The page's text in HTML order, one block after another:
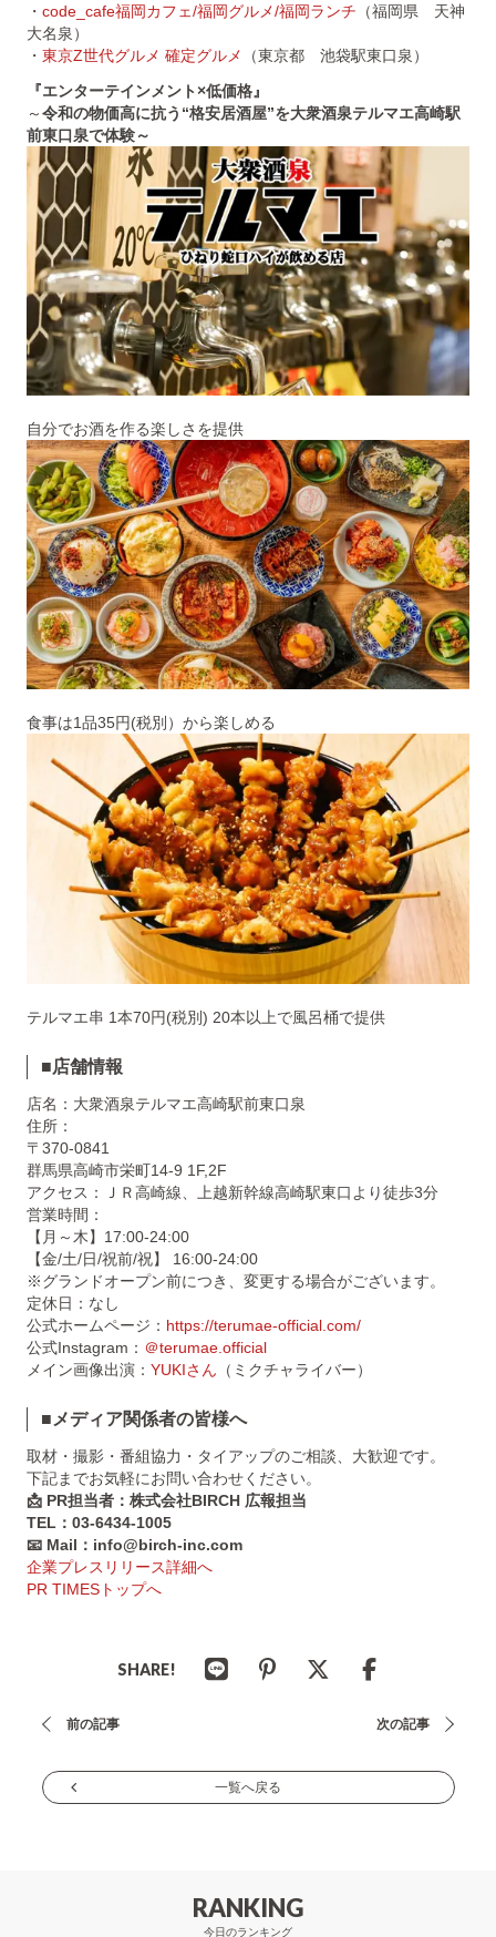
・ code_cafe福岡カフェ/福岡グルメ/福岡ランチ （福岡県 天神
大名泉）
・ 東京Z世代グルメ 確定グルメ
（東京都 池袋駅東口泉）
『エンターテインメント×低価格』
～令和の物価高に抗う“格安居酒屋”を大衆酒泉テルマエ高崎駅
前東口泉で体験～
自分でお酒を作る楽しさを提供
食事は1品35円(税別）から楽しめる
テルマエ串 1本70円(税別) 20本以上で風呂桶で提供
■店舗情報
店名：大衆酒泉テルマエ高崎駅前東口泉
住所：
〒370-0841
群馬県高崎市栄町14-9 1F,2F
アクセス：ＪＲ高崎線、上越新幹線高崎駅東口より徒歩3分
営業時間：
【月～木】17:00-24:00
【金/土/日/祝前/祝】 16:00-24:00
※グランドオープン前につき、変更する場合がございます。
定休日：なし
公式ホームページ： https://terumae-official.com/
公式Instagram： ＠terumae.official
メイン画像出演： YUKIさん （ミクチャライバー）
■メディア関係者の皆様へ
取材・撮影・番組協力・タイアップのご相談、大歓迎です。
下記までお気軽にお問い合わせください。
📩 PR担当者：株式会社BIRCH 広報担当
TEL：03-6434-1005
📧 Mail：info@birch-inc.com
企業プレスリリース詳細へ
PR TIMESトップへ
SHARE!
投
ナ
前の記事 次の記事
一覧へ戻る
RANKING
今日のランキング